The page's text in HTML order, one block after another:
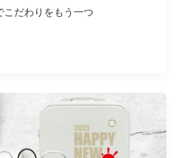
だわりをもう一つ